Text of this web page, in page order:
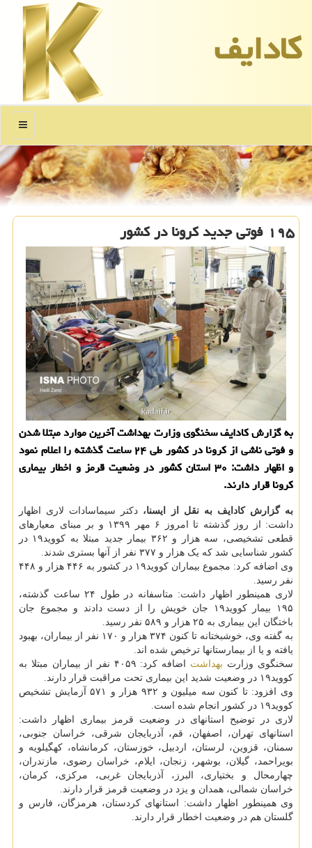
كادایف
منو
۱۹۵ فوتی جدید كرونا در كشور
به گزارش كادایف سخنگوی وزارت بهداشت آخرین موارد مبتلا شدن
و فوتی ناشی از كرونا در كشور طی ۲۴ ساعت گذشته را اعلام نمود
و اظهار داشت: ۳۰ استان كشور در وضعیت قرمز و اخطار بیماری
كرونا قرار دارند.
به گزارش کادایف به نقل از ایسنا، دکتر سیماسادات لاری اظهار
داشت: از روز گذشته تا امروز ۶ مهر ۱۳۹۹ و بر مبنای معیارهای
قطعی تشخیصی، سه هزار و ۳۶۲ بیمار جدید مبتلا به کووید۱۹ در
کشور شناسایی شد که یک هزار و ۳۷۷ نفر از آنها بستری شدند.
وی اضافه کرد: مجموع بیماران کووید۱۹ در کشور به ۴۴۶ هزار و ۴۴۸
نفر رسید.
لاری همینطور اظهار داشت: متاسفانه در طول ۲۴ ساعت گذشته،
۱۹۵ بیمار کووید۱۹ جان خویش را از دست دادند و مجموع جان
باختگان این بیماری به ۲۵ هزار و ۵۸۹ نفر رسید.
به گفته وی، خوشبختانه تا کنون ۳۷۴ هزار و ۱۷۰ نفر از بیماران، بهبود
یافته و یا از بیمارستانها ترخیص شده اند.
سخنگوی وزارت بهداشت
اضافه کرد: ۴۰۵۹ نفر از بیماران مبتلا به
کووید۱۹ در وضعیت شدید این بیماری تحت مراقبت قرار دارند.
وی افزود: تا کنون سه میلیون و ۹۳۲ هزار و ۵۷۱ آزمایش تشخیص
کووید۱۹ در کشور انجام شده است.
لاری در توضیح استانهای در وضعیت قرمز بیماری اظهار داشت:
استانهای تهران، اصفهان، قم، آذربایجان شرقی، خراسان جنوبی،
سمنان، قزوین، لرستان، اردبیل، خوزستان، کرمانشاه، کهگیلویه و
بویراحمد، گیلان، بوشهر، زنجان، ایلام، خراسان رضوی، مازندران،
چهارمحال و بختیاری، البرز، آذربایجان غربی، مرکزی، کرمان،
خراسان شمالی، همدان و یزد در وضعیت قرمز قرار دارند.
وی همینطور اظهار داشت: استانهای کردستان، هرمزگان، فارس و
گلستان هم در وضعیت اخطار قرار دارند.